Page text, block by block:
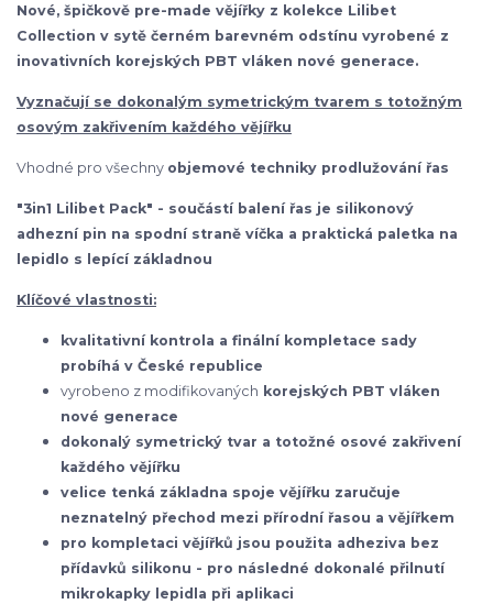
Nové, špičkově pre-made vějířky z kolekce Lilibet
Collection v sytě černém barevném odstínu vyrobené z
inovativních korejských PBT vláken nové generace.
Vyznačují se dokonalým symetrickým tvarem s totožným
osovým zakřivením každého vějířku
Vhodné pro všechny objemové techniky prodlužování řas
"3in1 Lilibet Pack" - součástí balení řas je silikonový
adhezní pin na spodní straně víčka a praktická paletka na
lepidlo s lepící základnou
Klíčové vlastnosti:
kvalitativní kontrola a finální kompletace sady
probíhá v České republice
vyrobeno z modifikovaných korejských PBT vláken
nové generace
dokonalý symetrický tvar a totožné osové zakřivení
každého vějířku
velice tenká základna spoje vějířku zaručuje
neznatelný přechod mezi přírodní řasou a vějířkem
pro kompletaci vějířků jsou použita adheziva bez
přídavků silikonu - pro následné dokonalé přilnutí
mikrokapky lepidla při aplikaci